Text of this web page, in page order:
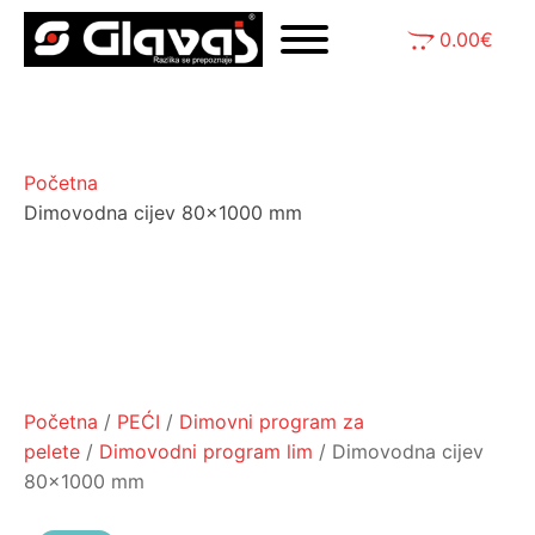
0.00€
Početna
Dimovodna cijev 80x1000 mm
Početna / PEĆI / Dimovni program za
pelete / Dimovodni program lim / Dimovodna cijev
80x1000 mm